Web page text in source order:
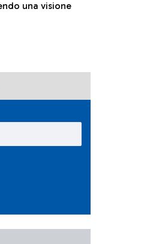
una visione